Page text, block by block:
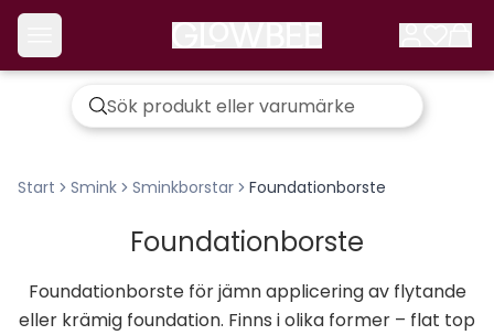
Start Smink Sminkborstar Foundationborste
Foundationborste
Foundationborste för jämn applicering av flytande
eller krämig foundation. Finns i olika former – flat top